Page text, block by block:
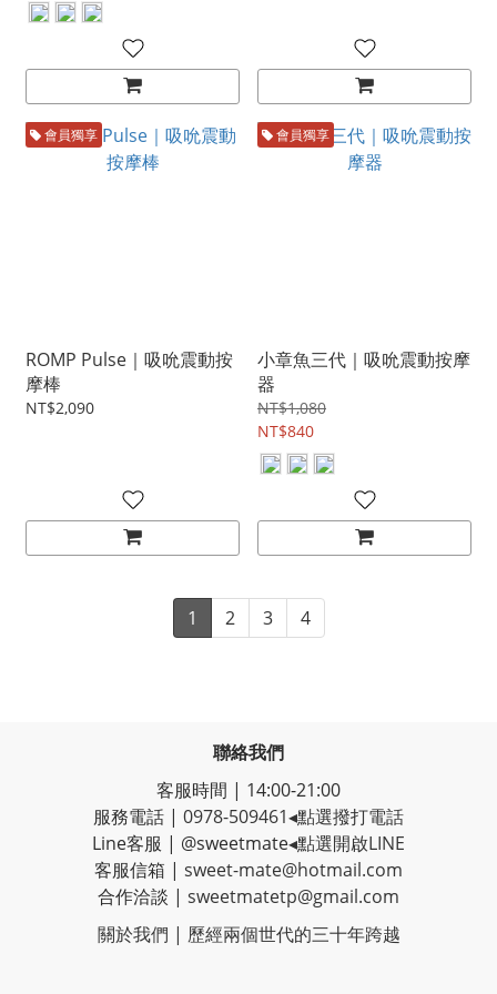
會員獨享
ROMP Pulse｜吸吮震動按
摩棒
NT$2,090
會員獨享
小章魚三代｜吸吮震動按摩
器
NT$1,080
NT$840
1 2 3 4
聯絡我們
客服時間 | 14:00-21:00
服務電話 | 0978-509461◂點選撥打電話
Line客服 | @sweetmate◂點選開啟LINE
客服信箱 | sweet-mate@hotmail.com
合作洽談 | sweetmatetp@gmail.com
關於我們 | 歷經兩個世代的三十年跨越